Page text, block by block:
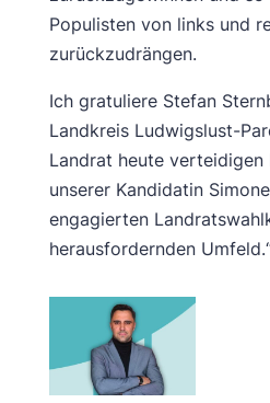
Populisten von links und
zurückzudrängen.
Ich gratuliere Stefan
Landkreis Ludwigslust-
Landrat heute verteidigen
unserer Kandidatin
engagierten
herausfordernden